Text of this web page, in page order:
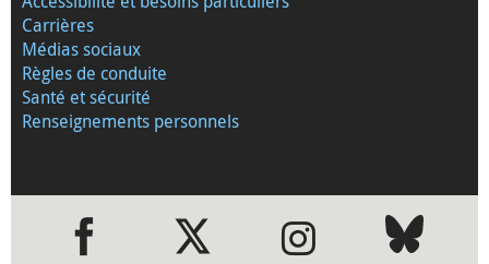
Carrières
Médias sociaux
Règles de conduite
Santé et sécurité
Renseignements personnels